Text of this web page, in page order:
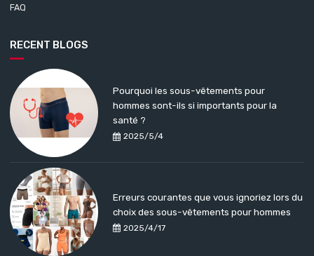
FAQ
RECENT BLOGS
2025/5/4
Pourquoi les sous-vêtements pour
hommes sont-ils si importants pour la
santé ?
2025/4/17
Erreurs courantes que vous ignoriez lors du
choix des sous-vêtements pour hommes